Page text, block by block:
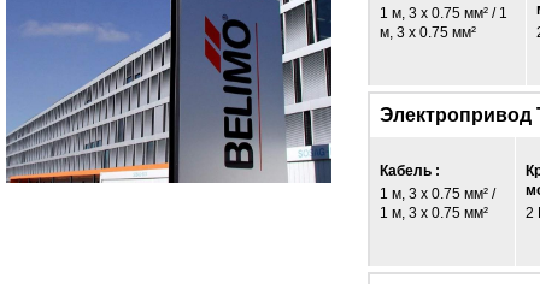
1 м, 3 x 0.75 мм² / 1
м, 3 x 0.75 мм²
Электропривод
Кабель :
1 м, 3 x 0.75 мм² /
1 м, 3 x 0.75 мм²
2